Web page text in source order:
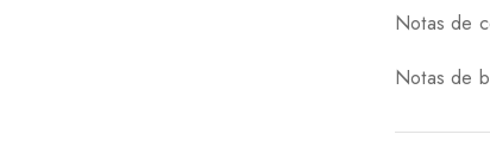
Notas de
Notas de